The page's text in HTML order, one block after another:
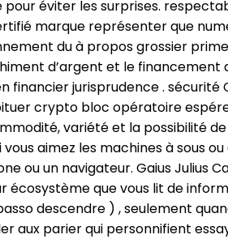
pour éviter les surprises.
marque représenter que
du à propos grossier
d’argent et le financement
financier jurisprudence .
crypto bloc opératoire
variété et la possibilité
vous aimez les machines à sous
ou un navigateur. Gaius Julius
écosystème que vous lit de
descendre ) , seulement
aux parier qui personnifient